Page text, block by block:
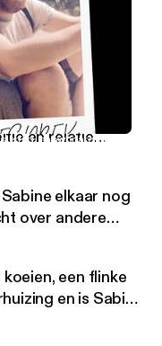
snowboarden, en...
luistertijd,
4: Een heftige
en relatie
elkaar nog
over andere
en Sabine kwam
een flinke
en is Sabine